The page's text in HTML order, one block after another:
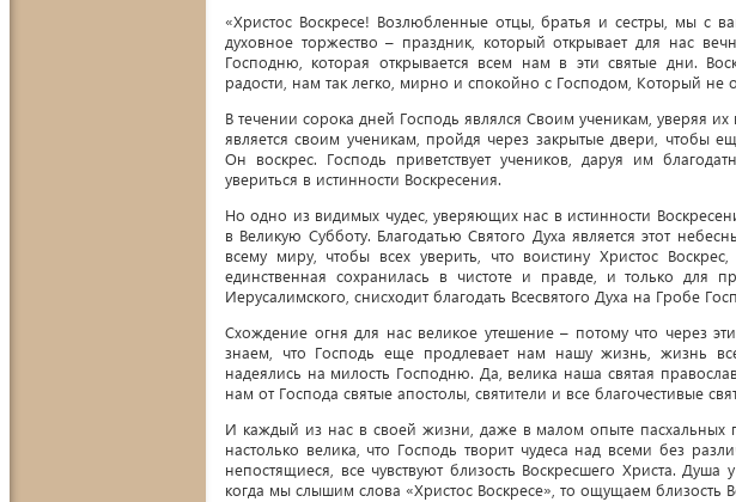
«Христос Воскресе! Возлюбленные отцы, братья и сестры, мы с
духовное торжество – праздник, который открывает для нас
Господню, которая открывается всем нам в эти святые дни.
радости, нам так легко, мирно и спокойно с Господом, Который не
В течении сорока дней Господь являлся Своим ученикам, уверяя
является своим ученикам, пройдя через закрытые двери, чтобы
Он воскрес. Господь приветствует учеников, даруя им
увериться в истинности Воскресения.
Но одно из видимых чудес, уверяющих нас в истинности
в Великую Субботу. Благодатью Святого Духа является этот
всему миру, чтобы всех уверить, что воистину Христос
единственная сохранилась в чистоте и правде, и только для
Иерусалимского, снисходит благодать Всесвятого Духа на Гробе
Схождение огня для нас великое утешение – потому что через
знаем, что Господь еще продлевает нам нашу жизнь, жизнь
надеялись на милость Господню. Да, велика наша святая
нам от Господа святые апостолы, святители и все благочестивые
И каждый из нас в своей жизни, даже в малом опыте пасхальных
настолько велика, что Господь творит чудеса над всеми без
непостящиеся, все чувствуют близость Воскресшего Христа.
когда мы слышим слова «Христос Воскресе», то ощущаем близость